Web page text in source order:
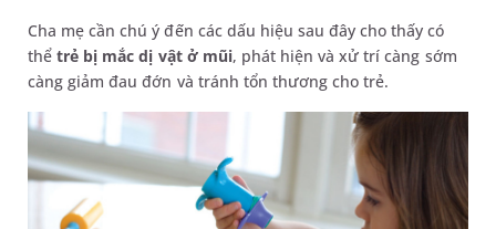
Cha mẹ cần chú ý đến các dấu hiệu sau đây cho thấy có
thểtrẻ bị mắc dị vật ở mũi, phát hiện và xử trí càng sớm
càng giảm đau đớn và tránh tổn thương cho trẻ.